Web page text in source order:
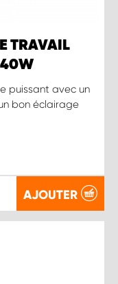
TRAVAIL
40W
puissant avec un
bon éclairage
AJOUTER